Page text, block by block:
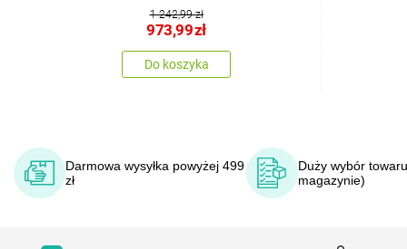
1 242,99 zł
973,99zł
Do koszyka
Darmowa wysyłka powyżej 499
zł
Duży wybór
magazynie)